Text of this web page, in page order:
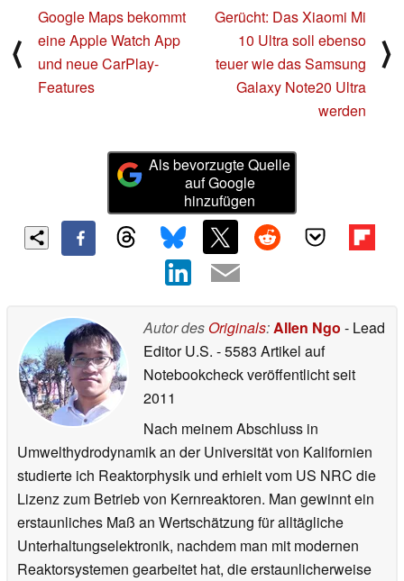
⟨
Google Maps bekommt
eine Apple Watch App
und neue CarPlay-
Features
Gerücht: Das Xiaomi Mi
10 Ultra soll ebenso
teuer wie das Samsung
Galaxy Note20 Ultra
werden
⟩
Als bevorzugte Quelle
auf Google
hinzufügen
Autor des Originals:Allen Ngo - Lead
Editor U.S. - 5583 Artikel auf
Notebookcheck veröffentlichtseit
2011
Nach meinem Abschluss in
Umwelthydrodynamik an der Universität von Kalifornien
studierte ich Reaktorphysik und erhielt vom US NRC die
Lizenz zum Betrieb von Kernreaktoren. Man gewinnt ein
erstaunliches Maß an Wertschätzung für alltägliche
Unterhaltungselektronik, nachdem man mit modernen
Reaktorsystemen gearbeitet hat, die erstaunlicherweise